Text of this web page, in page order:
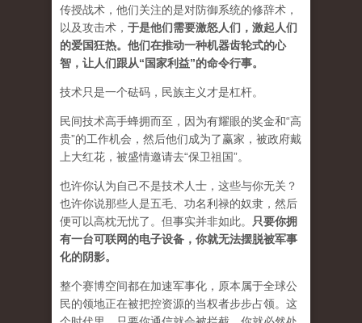
传授战术，他们关注的是对防御系统的修辞术，
以及攻击术 ， 于是他们需要激怒人们，激起人们
的爱国狂热。他们在推动一种机器齿轮式的心
智，让人们跟从“国家利益”的命令行事。
技术只是一个砝码，民族主义才是杠杆。
民间技术高手蜂拥而至，因为有耀眼的奖金和“高
贵”的工作机会，然后他们成为了赢家，被政府戴
上大红花，被盛情邀请去“保卫祖国”。
也许你认为自己不是技术人士，这些与你无关？
也许你说那些人是五毛、功名利禄的奴隶，然后
便可以高枕无忧了。但事实并非如此。
只要你拥
有一台可联网的电子设备，你就无法摆脱被军事
化的阴影。
整个赛博空间都在加速军事化，原本属于全球公
民的领地正在被把控资源的当权者步步占领。这